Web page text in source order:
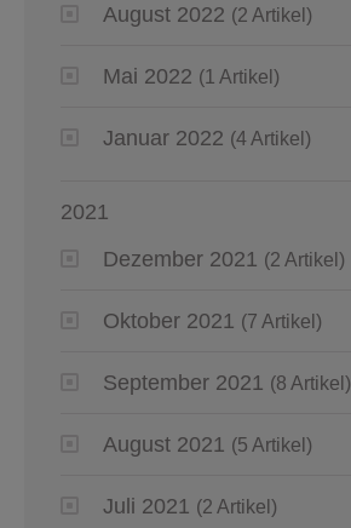
August 2022 (2 Artikel)
Mai 2022 (1 Artikel)
Januar 2022 (4 Artikel)
2021
Dezember 2021 (2 Artikel)
Oktober 2021 (7 Artikel)
September 2021 (8 Artikel)
August 2021 (5 Artikel)
Juli 2021 (2 Artikel)